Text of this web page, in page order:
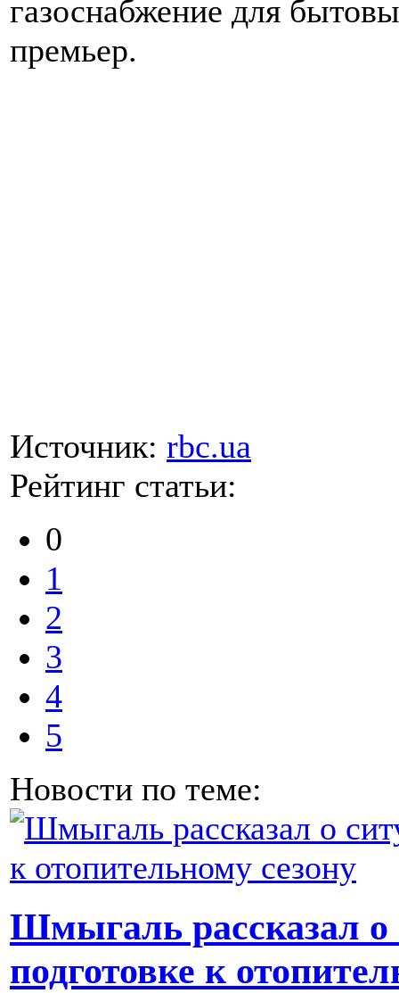
газоснабжение для
премьер.
Источник: rbc.ua
Рейтинг статьи:
0
1
2
3
4
5
Новости по теме:
Шмыгаль рассказал о
подготовке к